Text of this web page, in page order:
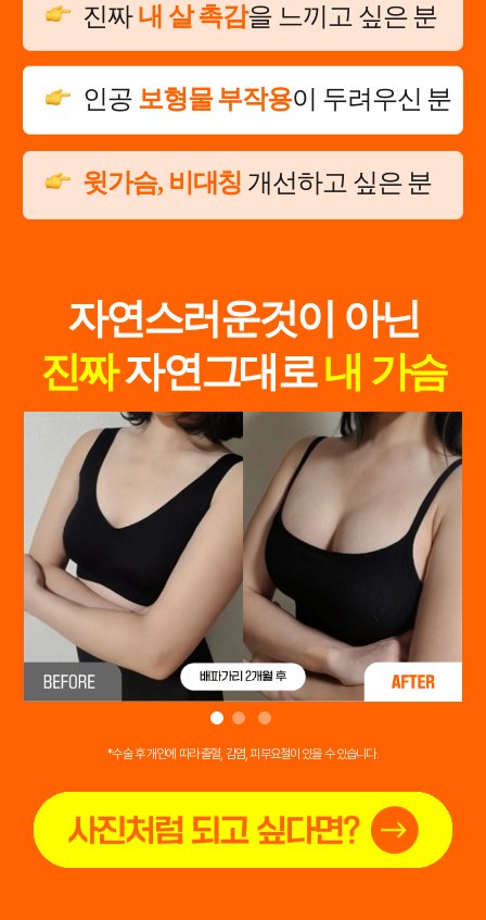
진짜내 살 촉감을 느끼고 싶은 분
인공 보형물 부작용이 두려우신 분
윗가슴, 비대칭 개선하고 싶은 분
자연스러운것이 아닌
진짜자연그대로내 가슴
*수술 후 개인에 따라 출혈, 감염, 피부요철이 있을 수 있습니다.